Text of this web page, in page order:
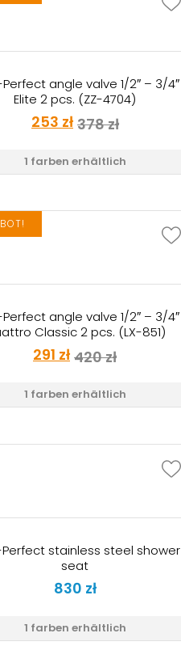
1 farben erhältlich
angle valve 1/2″ – 3/4″
Elite 2 pcs. (ZZ-4704)
378zł
253 zł
1 farben erhältlich
angle valve 1/2″ – 3/4″
Classic 2 pcs. (LX-851)
420zł
291 zł
1 farben erhältlich
Perfect stainless steel shower
seat
830 zł